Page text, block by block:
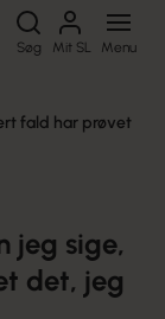
Søg Mit SL Menu
Søg
fald har prøvet
jeg sige,
det, jeg